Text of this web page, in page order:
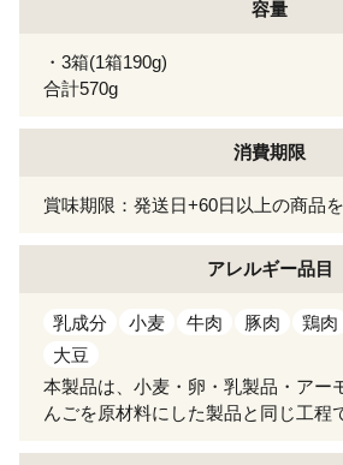
容量
・3箱(1箱190g)
合計570g
消費期限
賞味期限：発送日+60日以上の商品
アレルギー品目
乳成分 小麦 牛肉 豚肉 鶏肉
大豆
本製品は、小麦・卵・乳製品・アー
んごを原材料にした製品と同じ工程